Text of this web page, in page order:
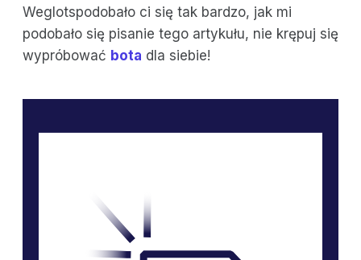
Weglotspodobało ci się tak bardzo, jak mi
podobało się pisanie tego artykułu, nie krępuj się
wypróbować bota dla siebie!